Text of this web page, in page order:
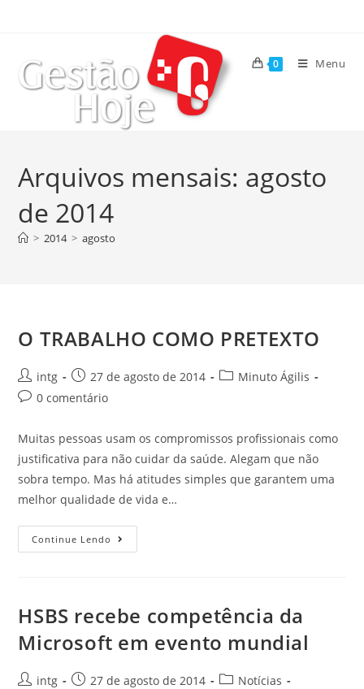
0 Menu
Arquivos mensais: agosto
de 2014
> 2014 > agosto
O TRABALHO COMO PRETEXTO
intg 27 de agosto de 2014
Minuto Ágilis
0 comentário
Muitas pessoas usam os compromissos profissionais como
justificativa para não cuidar da saúde. Alegam que não
sobra tempo. Mas há atitudes simples que garantem uma
melhor qualidade de vida e…
Continue Lendo
HSBS recebe competência da
Microsoft em evento mundial
intg 27 de agosto de 2014
Notícias